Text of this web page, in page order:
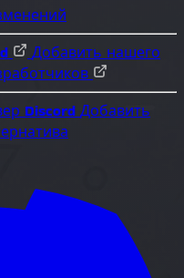
Добавить нашего
Discord Добавить